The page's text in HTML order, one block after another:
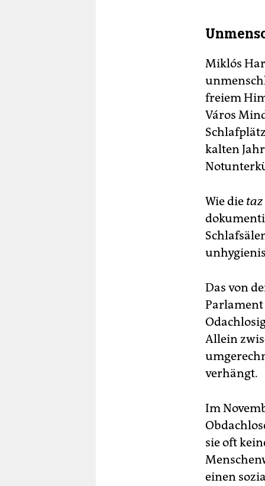
Miklós
freiem
Város
kalten
Wie die taz
Das von
Parlament
Allein
verhängt.
Im
sie oft
einen